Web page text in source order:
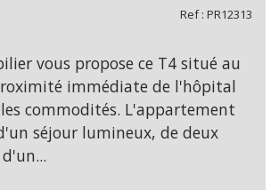
Ref : PR12313
vous propose ce T4 situé au
immédiate de l'hôpital
commodités. L'appartement
séjour lumineux, de deux